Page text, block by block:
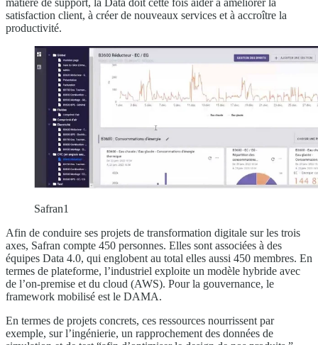
matière de support, la Data doit cette fois aider à améliorer la
satisfaction client, à créer de nouveaux services et à accroître la
productivité.
Safran1
Afin de conduire ses projets de transformation digitale sur les trois
axes, Safran compte 450 personnes. Elles sont associées à des
équipes Data 4.0, qui englobent au total elles aussi 450 membres. En
termes de plateforme, l’industriel exploite un modèle hybride avec
de l’on-premise et du cloud (AWS). Pour la gouvernance, le
framework mobilisé est le DAMA.
En termes de projets concrets, ces ressources nourrissent par
exemple, sur l’ingénierie, un rapprochement des données de